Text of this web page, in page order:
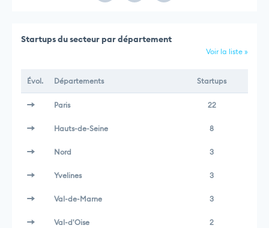
Startups du secteur par département
Voir la liste »
Évol. Départements Startups
Paris 22
Hauts-de-Seine 8
Nord 3
Yvelines 3
Val-de-Marne 3
Val-d'Oise 2